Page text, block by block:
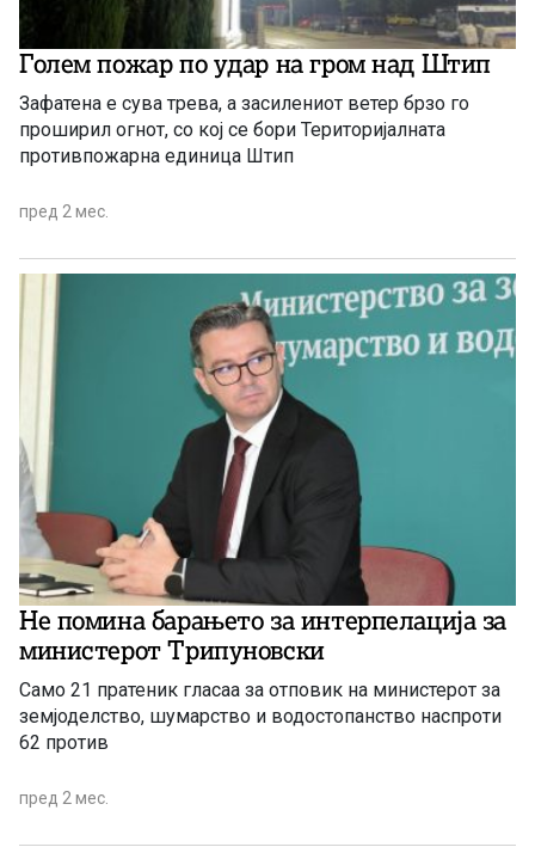
Голем пожар по удар на гром над Штип
Зафатена е сува трева, а засилениот ветер брзо го
проширил огнот, со кој се бори Територијалната
противпожарна единица Штип
пред 2 мес.
Не помина барањето за интерпелација за
министерот Трипуновски
Само 21 пратеник гласаа за отповик на министерот за
земјоделство, шумарство и водостопанство наспроти
62 против
пред 2 мес.